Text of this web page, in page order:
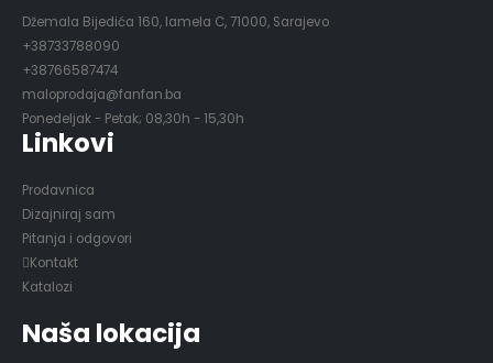
Džemala Bijedića 160, lamela C, 71000, Sarajevo
+38733788090
+38766587474
maloprodaja@fanfan.ba
Ponedeljak - Petak; 08,30h - 15,30h
Linkovi
Prodavnica
Dizajniraj sam
Pitanja i odgovori
Kontakt
Katalozi
Naša lokacija